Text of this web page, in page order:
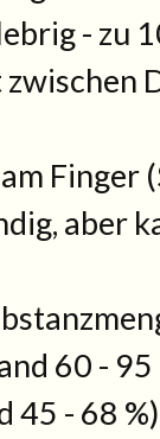
- zu
Finger
aber
60 -
45 - 68